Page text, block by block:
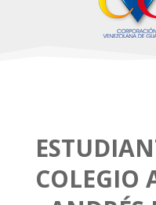
COLEGIO